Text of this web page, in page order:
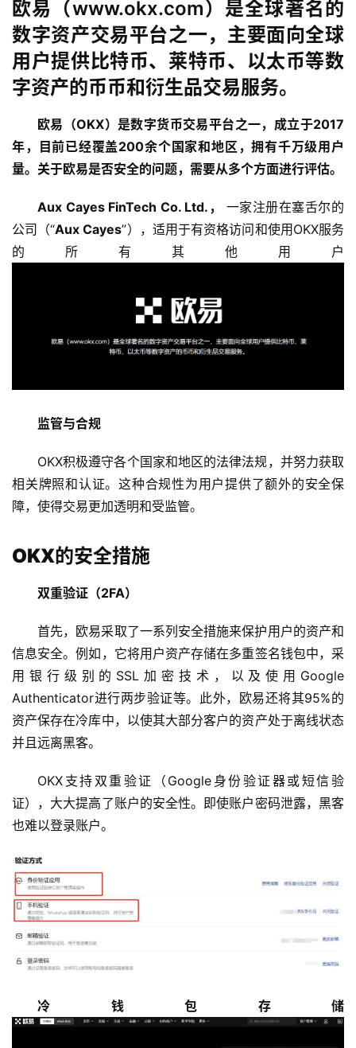
欧易（www.okx.com）是全球著名的
数字资产交易平台之一，主要面向全球
用户提供比特币、莱特币、以太币等数
字资产的币币和衍生品交易服务。
欧易（OKX）是数字货币交易平台之一，成立于2017
年，目前已经覆盖200余个国家和地区，拥有千万级用户
量。关于欧易是否安全的问题，需要从多个方面进行评估。
Aux Cayes FinTech Co. Ltd.，
一家注册在塞舌尔的
公司（“Aux Cayes”），适用于有资格访问和使用OKX服务
的所有其他用户
监管与合规
OKX积极遵守各个国家和地区的法律法规，并努力获取
相关牌照和认证。这种合规性为用户提供了额外的安全保
障，使得交易更加透明和受监管。
OKX的安全措施
双重验证（2FA）
首先，欧易采取了一系列安全措施来保护用户的资产和
信息安全。例如，它将用户资产存储在多重签名钱包中，采
用银行级别的SSL加密技术，以及使用Google
Authenticator进行两步验证等。此外，欧易还将其95%的
资产保存在冷库中，以使其大部分客户的资产处于离线状态
并且远离黑客。
OKX支持双重验证（Google身份验证器或短信验
证），大大提高了账户的安全性。即使账户密码泄露，黑客
也难以登录账户。
冷钱包存储